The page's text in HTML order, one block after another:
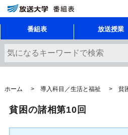
番組表 放送授業
ホーム
導入科目／生活と福祉 貧
貧困の諸相第10回